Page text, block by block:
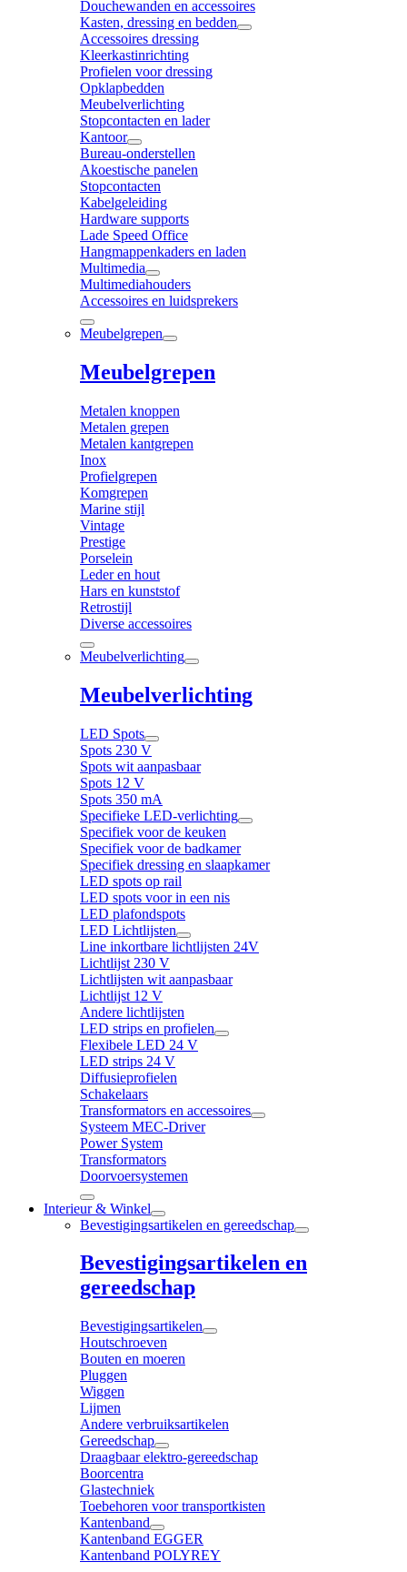
Douchewanden en accessoires
Kasten, dressing en bedden
Accessoires dressing
Kleerkastinrichting
Profielen voor dressing
Opklapbedden
Meubelverlichting
Stopcontacten en lader
Kantoor
Bureau-onderstellen
Akoestische panelen
Stopcontacten
Kabelgeleiding
Hardware supports
Lade Speed Office
Hangmappenkaders en laden
Multimedia
Multimediahouders
Accessoires en luidsprekers
Meubelgrepen
Meubelgrepen
Metalen knoppen
Metalen grepen
Metalen kantgrepen
Inox
Profielgrepen
Komgrepen
Marine stijl
Vintage
Prestige
Porselein
Leder en hout
Hars en kunststof
Retrostijl
Diverse accessoires
Meubelverlichting
Meubelverlichting
LED Spots
Spots 230 V
Spots wit aanpasbaar
Spots 12 V
Spots 350 mA
Specifieke LED-verlichting
Specifiek voor de keuken
Specifiek voor de badkamer
Specifiek dressing en slaapkamer
LED spots op rail
LED spots voor in een nis
LED plafondspots
LED Lichtlijsten
Line inkortbare lichtlijsten 24V
Lichtlijst 230 V
Lichtlijsten wit aanpasbaar
Lichtlijst 12 V
Andere lichtlijsten
LED strips en profielen
Flexibele LED 24 V
LED strips 24 V
Diffusieprofielen
Schakelaars
Transformators en accessoires
Systeem MEC-Driver
Power System
Transformators
Doorvoersystemen
Interieur & Winkel
Bevestigingsartikelen en gereedschap
Bevestigingsartikelen en
gereedschap
Bevestigingsartikelen
Houtschroeven
Bouten en moeren
Pluggen
Wiggen
Lijmen
Andere verbruiksartikelen
Gereedschap
Draagbaar elektro-gereedschap
Boorcentra
Glastechniek
Toebehoren voor transportkisten
Kantenband
Kantenband EGGER
Kantenband POLYREY